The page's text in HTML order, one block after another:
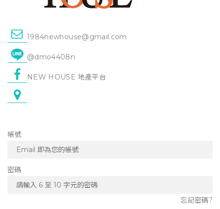
1984newhouse@gmail.com
@dmo4408n
NEW HOUSE 地產平台
帳號
密碼
忘記密碼?